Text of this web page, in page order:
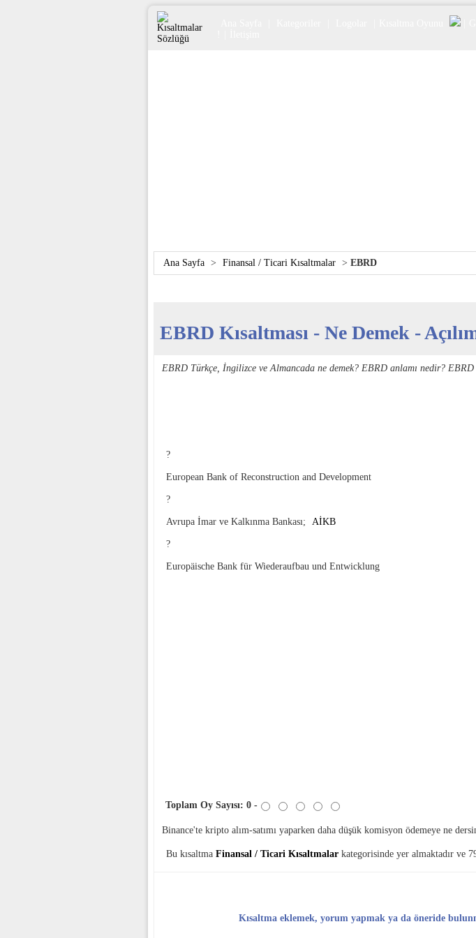
|
Ana Sayfa > Finansal / Ticari Kısaltmalar > EBRD
EBRD Kısaltması - Ne Demek -
EBRD Türkçe, İngilizce ve Almancada ne demek? EBRD anlamı nedir?
?
European Bank of Reconstruction and Development
?
Avrupa İmar ve Kalkınma Bankası; AİKB
?
Europäische Bank für Wiederaufbau und Entwicklung
Toplam Oy Sayısı: 0-
Binance'te kripto alım-satımı yaparken daha düşük komisyon ödemeye ne
Bu kısaltma Finansal / Ticari Kısaltmalar kategorisinde yer almaktadır ve
Kısaltma eklemek, yorum yapmak ya da öneride